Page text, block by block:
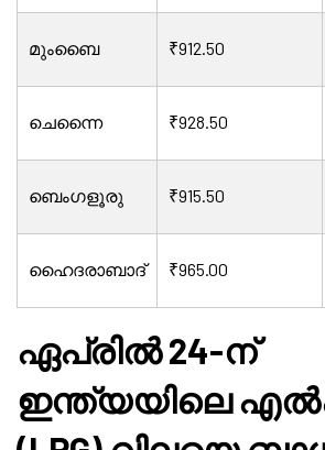
മുംബൈ ₹912.50
ചെന്നൈ ₹928.50
ബെംഗളൂരു ₹915.50
ഹൈദരാബാദ് ₹965.00
ഏപ്രിൽ 24-ന്
ഇന്ത്യയിലെ